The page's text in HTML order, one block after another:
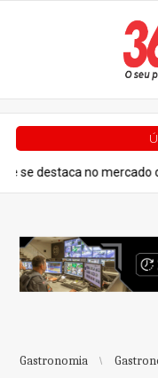
no mercado de
Gastronomia